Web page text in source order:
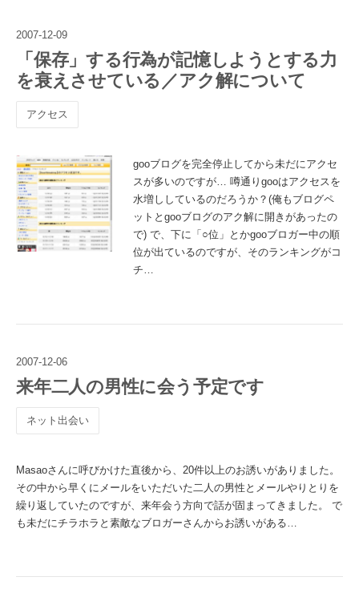
2007-12-09
「保存」する行為が記憶しようとする力
を衰えさせている／アク解について
アクセス
gooブログを完全停止してから未だにアクセ
スが多いのですが… 噂通りgooはアクセスを
水増ししているのだろうか？(俺もブログペ
ットとgooブログのアク解に開きがあったの
で) で、下に「○位」とかgooブロガー中の順
位が出ているのですが、そのランキングがコ
チ…
2007-12-06
来年二人の男性に会う予定です
ネット出会い
Masaoさんに呼びかけた直後から、20件以上のお誘いがありました。
その中から早くにメールをいただいた二人の男性とメールやりとりを
繰り返していたのですが、来年会う方向で話が固まってきました。 で
も未だにチラホラと素敵なブロガーさんからお誘いがある…